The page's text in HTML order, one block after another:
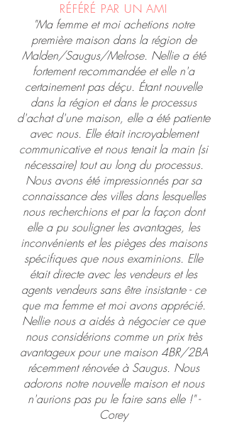
RÉFÉRÉ PAR UN AMI
"Ma femme et moi achetions notre
première maison dans la région de
Malden/Saugus/Melrose. Nellie a été
fortement recommandée et elle n'a
certainement pas déçu. Étant nouvelle
dans la région et dans le processus
d'achat d'une maison, elle a été patiente
avec nous. Elle était incroyablement
communicative et nous tenait la main (si
nécessaire) tout au long du processus.
Nous avons été impressionnés par sa
connaissance des villes dans lesquelles
nous recherchions et par la façon dont
elle a pu souligner les avantages, les
inconvénients et les pièges des maisons
spécifiques que nous examinions. Elle
était directe avec les vendeurs et les
agents vendeurs sans être insistante - ce
que ma femme et moi avons apprécié.
Nellie nous a aidés à négocier ce que
nous considérions comme un prix très
avantageux pour une maison 4BR/2BA
récemment rénovée à Saugus. Nous
adorons notre nouvelle maison et nous
n'aurions pas pu le faire sans elle !" -
Corey